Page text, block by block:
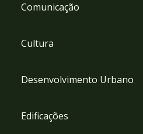
Comunicação
Cultura
Desenvolvimento Urbano
Edificações